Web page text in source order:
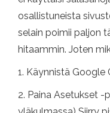
osallistuneista
selain poimii paljon
hitaammin. Joten
1. Käynnistä Google
2. Paina Asetukset -